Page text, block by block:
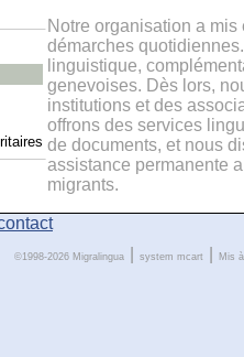
Notre organisation a
démarches
linguistique,
genevoises. Dès lors,
institutions et des
offrons des services
de documents, et nous
assistance permanente
migrants.
©1998-2026 Migralingua system mcart Mis